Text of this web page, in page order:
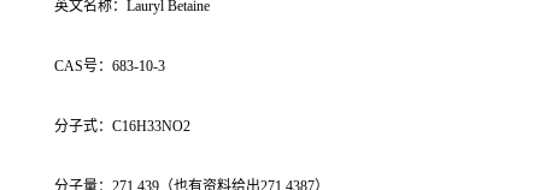
英文名称：Lauryl Betaine
CAS号：683-10-3
分子式：C16H33NO2